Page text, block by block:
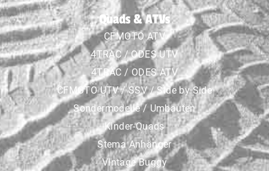
Quads & ATVs
CFMOTO ATV
4TRAC / ODES UTV
4TRAC / ODES ATV
CFMOTO UTV / SSV / Side by Side
Sondermodelle / Umbauten
Kinder-Quads
Stema Anhänger
Vintage Buggy